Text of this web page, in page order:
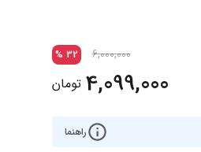
6,000,000
32
%
4,099,000 تومان
راهنما